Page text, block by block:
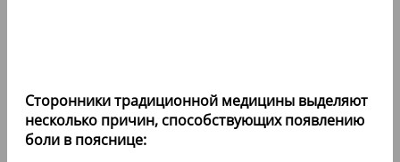
Сторонники традиционной медицины выделяют
несколько причин, способствующих появлению
боли в пояснице: